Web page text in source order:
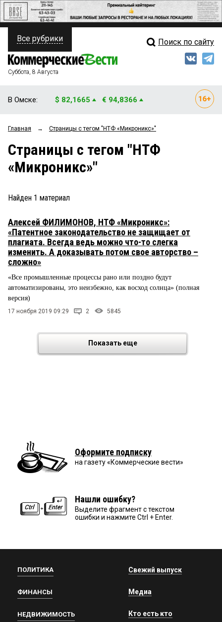
ПОЛИТИКА
ФИНАНСЫ
ОБЩЕСТВО
ЗАКОН
НОВОСТИ КОМПАНИЙ
ПРОИСШЕСТВИЯ
СТИЛЬ ЖИЗНИ
Свежий выпуск
Мнения
Рейтинги
Все рубрики Поиск по сайту
Суббота, 8 Августа
В Омске: $ 82,1665 € 94,8366
Главная → Страницы c тегом "НТФ «Микроникс»"
Страницы c тегом "НТФ
«Микроникс»"
Найден 1 материал
Алексей ФИЛИМОНОВ, НТФ «Микроникс»:
«Патентное законодательство не защищает от
плагиата. Всегда ведь можно что-то слегка
изменить. А доказывать потом свое авторство –
сложно»
«Все промышленные процессы рано или поздно будут
автоматизированы, это неизбежно, как восход солнца» (полная
версия)
17 ноября 2019 09:29 2 5845
Показать еще
Оформите подписку
на газету «Коммерческие вести»
Нашли ошибку?
Выделите фрагмент с текстом
ошибки и нажмите Ctrl + Enter.
ПОЛИТИКА
ФИНАНСЫ
НЕДВИЖИМОСТЬ
Свежий выпуск
Медиа
Кто есть кто